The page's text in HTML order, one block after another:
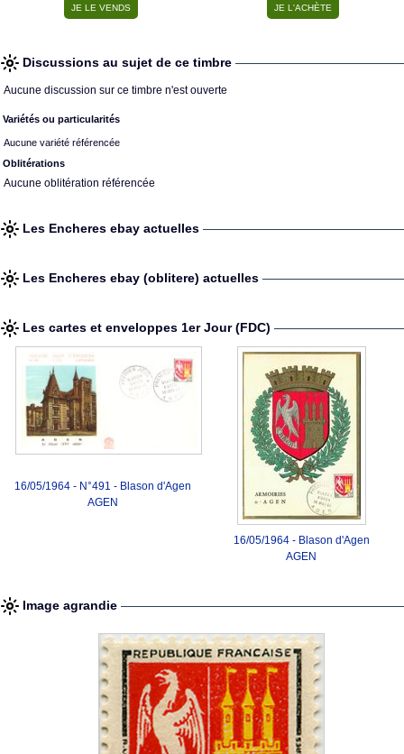
Discussions au sujet de ce timbre
Aucune discussion sur ce timbre n'est ouverte
Variétés ou particularités
Aucune variété référencée
Oblitérations
Aucune oblitération référencée
Les Encheres ebay actuelles
Les Encheres ebay (oblitere) actuelles
Les cartes et enveloppes 1er Jour (FDC)
16/05/1964 - N°491 - Blason d'Agen
AGEN
16/05/1964 - Blason d'Agen
AGEN
Image agrandie